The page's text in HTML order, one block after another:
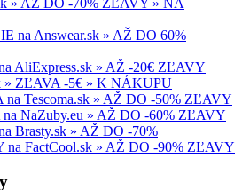
» AŽ DO -70% ZĽAVY » NA
na Answear.sk » AŽ DO 60%
AliExpress.sk » AŽ -20€ ZĽAVY
» ZĽAVA -5€ » K NÁKUPU
Tescoma.sk » AŽ DO -50% ZĽAVY
NaZuby.eu » AŽ DO -60% ZĽAVY
Brasty.sk » AŽ DO -70%
na FactCool.sk » AŽ DO -90% ZĽAVY